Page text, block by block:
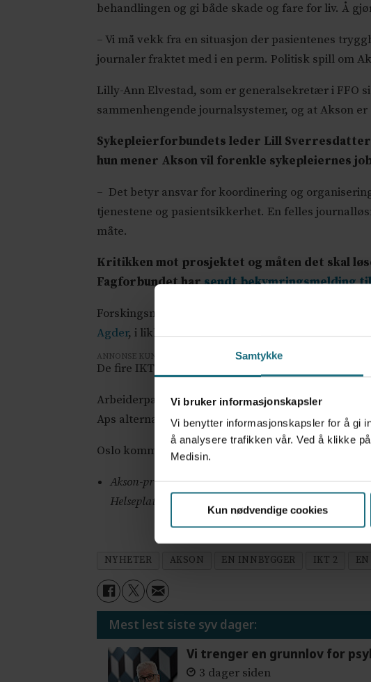
Samtykke
Vi bruker informasjonskapsler
Vi benytter informasjonskapsler for å gi
å analysere trafikken vår. Ved å klikke
Medisin.
Kun nødvendige cookies
behandlingen og gi både skade og fare for liv. Å
– Vi må vekk fra en situasjon der pasientenes
journaler fraktet med i en perm. Politisk spill om
Lilly-Ann Elvestad, som er generalsekretær i FFO
sammenhengende journalsystemer, og at Akson
Sykepleierforbundets leder Lill
hun mener Akson vil forenkle sykepleiernes
– Det betyr ansvar for koordinering og
tjenestene og pasientsikkerhet. En felles
måte.
Kritikken mot prosjektet og måten det skal
Fagforbundet harsendt bekymringsmelding
Forskingsmiljøene
Agder, i likhet medAbelia.IT-leverandørene
ANNONSE KUN FOR HELSEPERSONELL
De fire IKT-direktørene i de regionale
Arbeiderpartiet vil i likhet med Frpkutte i
Aps alternative budsjett. Senterpartiet (Sp) og SV
Oslo kommunehar vendt tommelen ned for
Akson-prosjektet omtales ofte som nasjonalt, men
Helseplattformen, en felles journalløsning som
NYHETER AKSON EN INNBYGGER IKT 2
Mest lest siste syv dager:
Vi trenger en grunnlov for
3 dager siden